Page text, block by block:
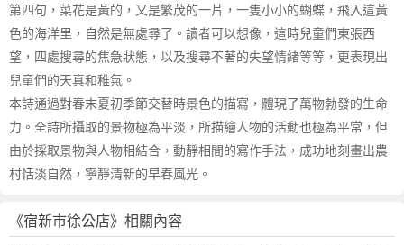
第四句，菜花是黃的，又是繁茂的一片，一隻小小的蝴蝶，飛入這黃
色的海洋里，自然是無處尋了。讀者可以想像，這時兒童們東張西
望，四處搜尋的焦急狀態，以及搜尋不著的失望情緒等等，更表現出
兒童們的天真和稚氣。
本詩通過對春末夏初季節交替時景色的描寫，體現了萬物勃發的生命
力。全詩所攝取的景物極為平淡，所描繪人物的活動也極為平常，但
由於採取景物與人物相結合，動靜相間的寫作手法，成功地刻畫出農
村恬淡自然，寧靜清新的早春風光。
《宿新市徐公店》相關內容